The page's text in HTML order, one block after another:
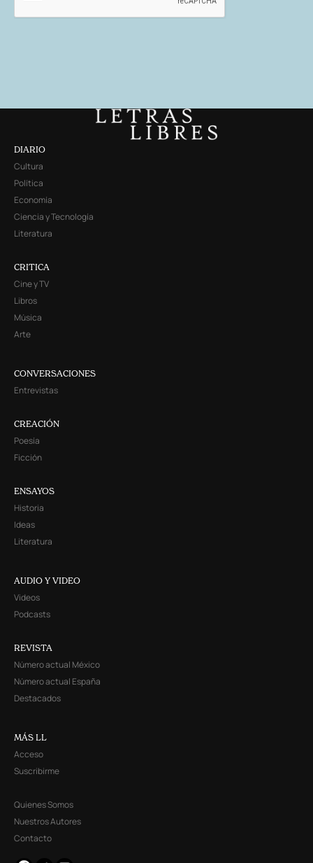
DIARIO
Cultura
Política
Economía
Ciencia y Tecnología
Literatura
CRITICA
Cine y TV
Libros
Música
Arte
CONVERSACIONES
Entrevistas
CREACIÓN
Poesía
Ficción
ENSAYOS
Historia
Ideas
Literatura
AUDIO Y VIDEO
Videos
Podcasts
REVISTA
Número actual México
Número actual España
Destacados
MÁS LL
Acceso
Suscribirme
Quienes Somos
Nuestros Autores
Contacto